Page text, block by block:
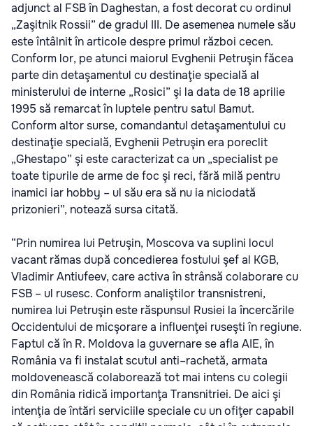
adjunct al FSB în Daghestan, a fost decorat cu ordinul
„Zaşitnik Rossii” de gradul III. De asemenea numele său
este întâlnit în articole despre primul război cecen.
Conform lor, pe atunci maiorul Evghenii Petruşin făcea
parte din detaşamentul cu destinaţie specială al
ministerului de interne „Rosici” şi la data de 18 aprilie
1995 să remarcat în luptele pentru satul Bamut.
Conform altor surse, comandantul detaşamentului cu
destinaţie specială, Evghenii Petruşin era poreclit
„Ghestapo” şi este caracterizat ca un „specialist pe
toate tipurile de arme de foc şi reci, fără milă pentru
inamici iar hobby – ul său era să nu ia niciodată
prizonieri”, notează sursa citată.
“Prin numirea lui Petruşin, Moscova va suplini locul
vacant rămas după concedierea fostului şef al KGB,
Vladimir Antiufeev, care activa în strânsă colaborare cu
FSB – ul rusesc. Conform analiştilor transnistreni,
numirea lui Petruşin este răspunsul Rusiei la încercările
Occidentului de micşorare a influenţei ruseşti în regiune.
Faptul că în R. Moldova la guvernare se afla AIE, în
România va fi instalat scutul anti–rachetă, armata
moldovenească colaborează tot mai intens cu colegii
din România ridică importanţa Transnitriei. De aici şi
intenţia de întări serviciile speciale cu un ofiţer capabil